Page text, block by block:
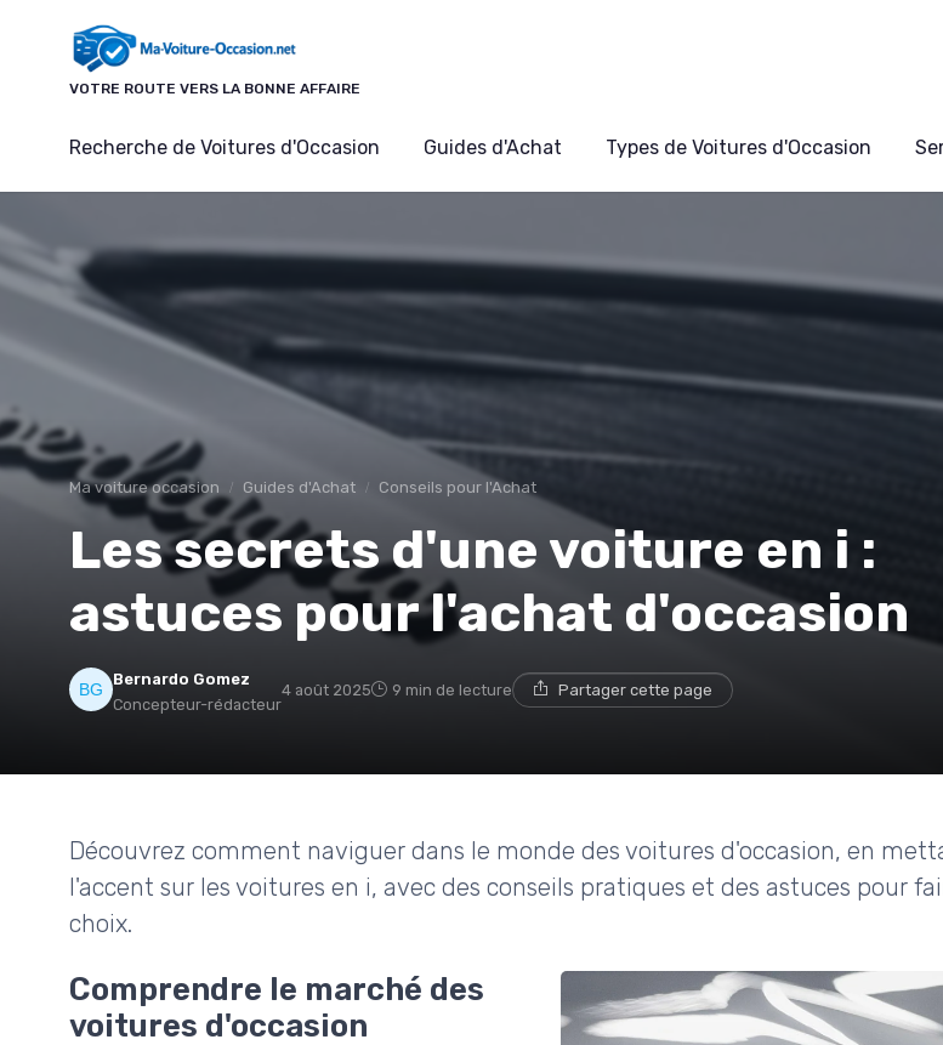
VOTRE ROUTE VERS LA BONNE AFFAIRE
Recherche de Voitures d'Occasion Guides d'Achat Types de Voitures d'Occasion
Ma voiture occasion Guides d'Achat Conseils pour l'Achat
Les secrets d'une voiture en i :
astuces pour l'achat d'occasion
Bernardo Gomez
Concepteur-rédacteur
4 août 2025 9 min de lecture Partager cette page
Découvrez comment naviguer dans le monde des voitures d'occasion, en
l'accent sur les voitures en i, avec des conseils pratiques et des astuces pour
choix.
Comprendre le marché des
voitures d'occasion